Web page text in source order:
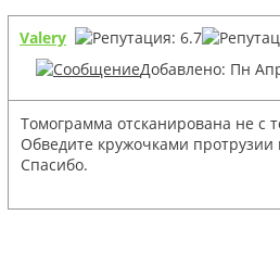
Valery
Добавлено: Пн
Томограмма отсканирована не с
Обведите кружочками
Спасибо.